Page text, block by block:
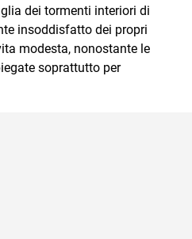
dei tormenti interiori di
insoddisfatto dei propri
modesta, nonostante le
soprattutto per